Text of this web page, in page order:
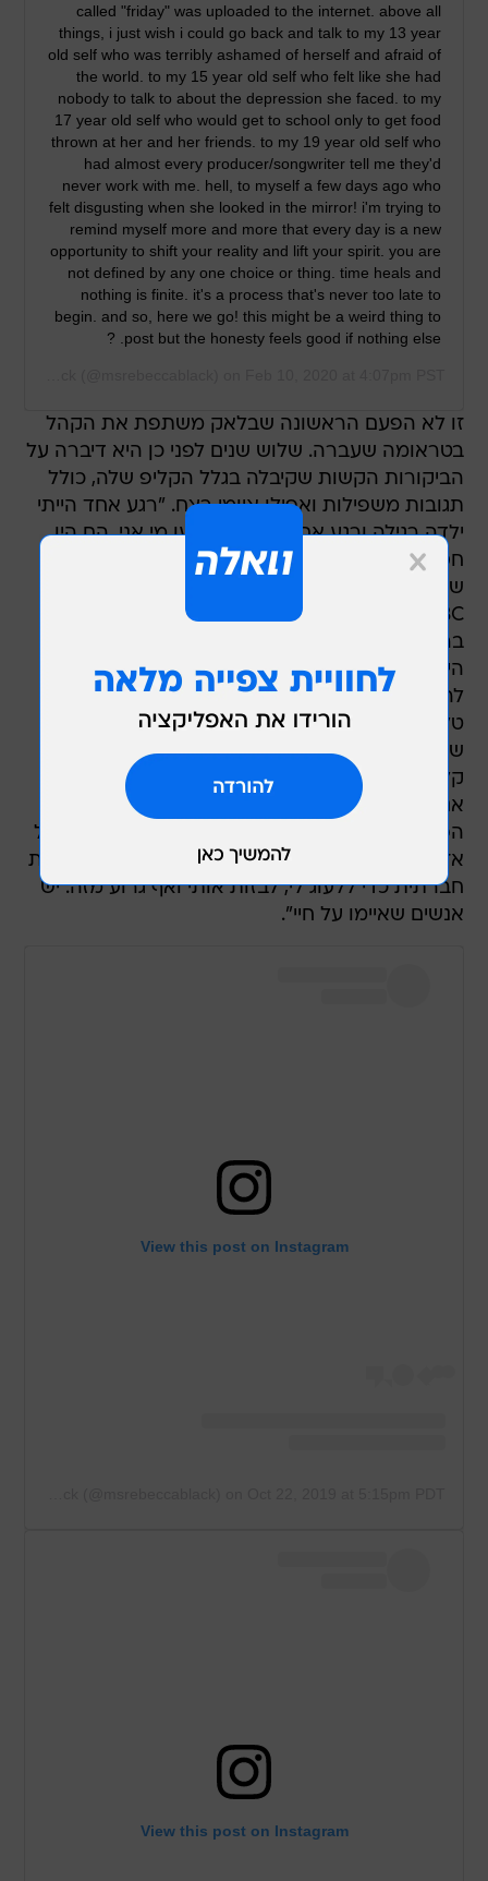
called "friday" was uploaded to the internet. above all
things, i just wish i could go back and talk to my 13 year
old self who was terribly ashamed of herself and afraid of
the world. to my 15 year old self who felt like she had
nobody to talk to about the depression she faced. to my
17 year old self who would get to school only to get food
thrown at her and her friends. to my 19 year old self who
had almost every producer/songwriter tell me they'd
never work with me. hell, to myself a few days ago who
felt disgusting when she looked in the mirror! i'm trying to
remind myself more and more that every day is a new
opportunity to shift your reality and lift your spirit. you are
not defined by any one choice or thing. time heals and
nothing is finite. it's a process that's never too late to
begin. and so, here we go! this might be a weird thing to
post but the honesty feels good if nothing else. ?
זו לא הפעם הראשונה שבלאק משתפת את הקהל
בטראומה שעברה. שלוש שנים לפני כן היא דיברה על
הביקורות הקשות שקיבלה בגלל הקליפ שלה, כולל
תגובות משפילות ואפילו איומי רצח. "רגע אחד הייתי
ילדה רגילה ורגע אחרי מיליונים ידעו מי אני. הם היו
חסרי רחמים כשמיהרו להוציא את המילים הכי
NBC באוקטובר 2017. "אנשים כתבו דברים עליי
ברשת וצחקו עליי בתכניות טלוויזיה וסרטוני יוטיוב",
היא הסבירה והוסיפה כי בעוד שהסרטון סייע לה
להגיע לכמה אירועי שטיח אדום ולהופעות אורח
טלוויזיוניות, הבריונות שחוותה הייתה כה אינטנסיבית
שהיא נאלצה לעזוב את בית הספר באנהיים הילס,
קליפורניה ולעבור לקבל חינוך ביתי מאמה. "היו
אנשים שהכרתי באופן אישי בבית הספר ובמעגל
הפנימי שלי שתקפו אותי מילולית", היא אמרה, "אבל
אז היו גם זרים גמורים מכל העולם שהשתמשו ברשת
חברתית כדי ללעוג לי, לבזות אותי ואף גרוע מזה. יש
אנשים שאיימו על חיי".
View this post on Instagram
View this post on Instagram